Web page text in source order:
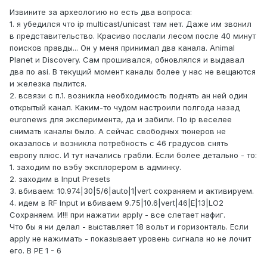
Извините за археологию но есть два вопроса:
1. я убедился что ip multicast/unicast там нет. Даже им звонил
в представительство. Красиво послали лесом после 40 минут
поисков правды... Он у меня принимал два канала. Animal
Planet и Discovery. Сам прошивался, обновлялся и выдавал
два по asi. В текущий момент каналы более у нас не вещаются
и железка пылится.
2. всвязи с п.1. возникла необходимость поднять ан ней один
открытый канал. Каким-то чудом настроили полгода назад
euronews для эксперимента, да и забили. По ip веселее
снимать каналы было. А сейчас свободных тюнеров не
оказалось и возникла потребность с 46 градусов снять
европу плюс. И тут начались грабли. Если более детально - то:
1. заходим по вэбу эксплорером в админку.
2. заходим в Input Presets
3. вбиваем: 10.974|30|5/6|auto|1|vert сохраняем и активируем.
4. идем в RF Input и вбиваем 9.75|10.6|vert|46|E|13|LO2
Сохраняем. И!!! при нажатии apply - все слетает нафиг.
Что бы я ни делал - выставляет 18 вольт и горизонталь. Если
apply не нажимать - показывает уровень сигнала но не лочит
его. В PE 1 - 6